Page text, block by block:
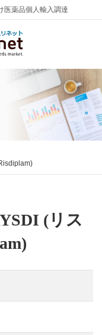
医薬品個人輸入調達
(リス